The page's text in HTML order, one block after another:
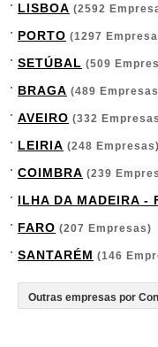
LISBOA (2592
PORTO (1297
SETÚBAL (509
BRAGA (489
AVEIRO (332
LEIRIA (248 Empresas)
COIMBRA (239
ILHA DA MADEIRA -
FARO (207 Empresas)
SANTARÉM (146